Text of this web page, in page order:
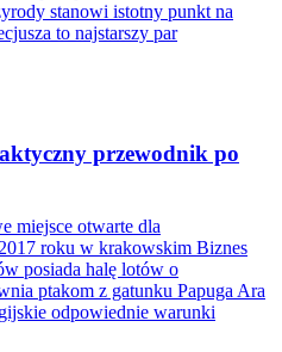
stanowi istotny punkt na
to najstarszy par
przewodnik po
miejsce otwarte dla
roku w krakowskim Biznes
posiada halę lotów o
ptakom z gatunku Papuga Ara
odpowiednie warunki